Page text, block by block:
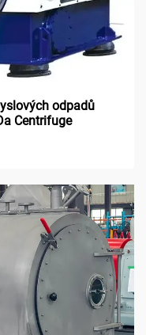
odpadů
Centrifuge